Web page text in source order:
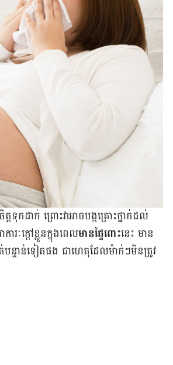
ទុក​ដាក់ ព្រោះ​វា​អាច​បង្ក​គ្រោះ​ថ្នាក់​ដល់​
ៈ​ក្ដៅ​ខ្លួន​ក្នុងពេល​មានផ្ទៃពោះ​នេះ មាន​
ត់​បន្ទាន់​ទៀត​ផង ជា​ហេតុ​ដែល​ម៉ាក់​ៗ​មិន​ត្រូវ​